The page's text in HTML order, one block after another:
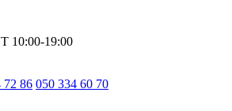
10:00-19:00
72 86 050 334 60 70